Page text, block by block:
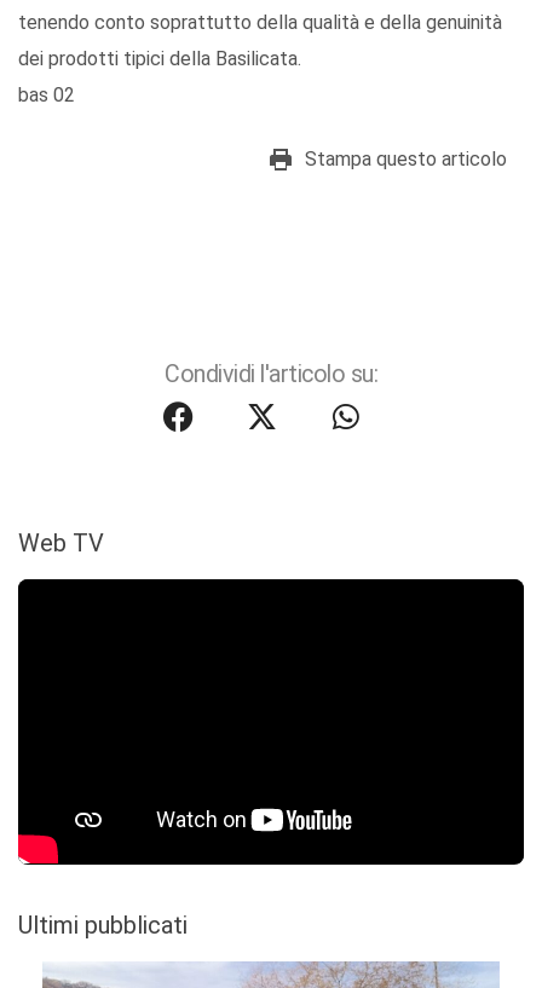
tenendo conto soprattutto della qualità e della genuinità
dei prodotti tipici della Basilicata.
bas 02
Stampa questo articolo
Condividi l'articolo su:
Web TV
Ultimi pubblicati